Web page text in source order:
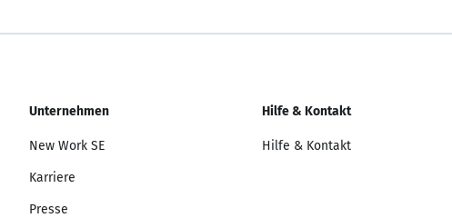
Unternehmen
New Work SE
Karriere
Presse
Hilfe & Kontakt
Hilfe & Kontakt